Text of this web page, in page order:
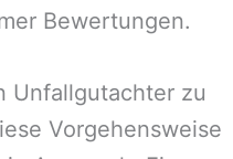
Bewertungen.
Unfallgutachter zu
Vorgehensweise